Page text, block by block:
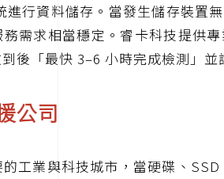
進行資料儲存。當發生儲存裝置
需求相當穩定。睿卡科技提供
後「最快 3–6 小時完成檢測」
公司
工業與科技城市，當硬碟、